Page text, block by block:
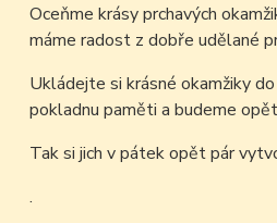
Oceňme krásy prchavých
máme radost z dobře udělané
Ukládejte si krásné okamžiky
pokladnu paměti a budeme
Tak si jich v pátek opět pár
.